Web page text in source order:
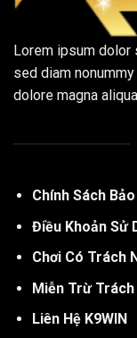
Lorem ipsum
sed diam
dolore magna
Chính Sách
Điều Khoản Sử
Chơi Có Trách
Miễn Trừ Trách
Liên Hệ K9WIN